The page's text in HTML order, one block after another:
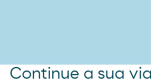
Continue a sua